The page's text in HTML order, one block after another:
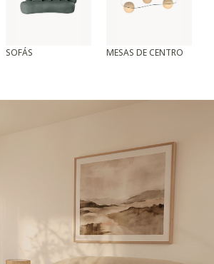
SOFÁS MESAS DE CENTRO